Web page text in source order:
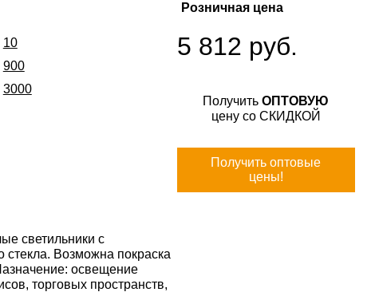
Розничная цена
10
900
3000
5 812 руб.
ПолучитьОПТОВУЮ
цену со СКИДКОЙ
Получить оптовые
цены!
светильники с
стекла. Возможна покраска
освещение
торговых пространств,